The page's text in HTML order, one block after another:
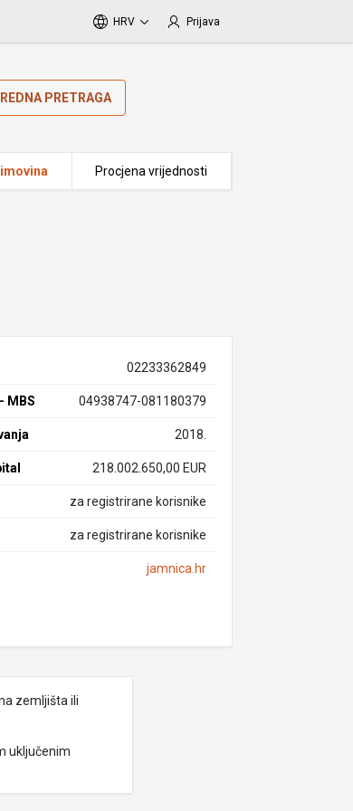
HRV Prijava
PRETRAGA
Procjena vrijednosti
02233362849
MBS 04938747-081180379
2018.
218.002.650,00 EUR
za registrirane korisnike
za registrirane korisnike
jamnica.hr
zemljišta ili
uključenim